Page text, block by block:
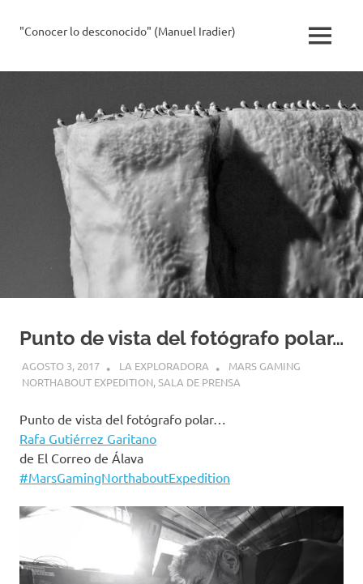
La
"Conocer lo desconocido" (Manuel Iradier)
MENÚ
Punto de vista del fotógrafo polar…
AGOSTO 3, 2017 LA EXPLORADORA
MARS GAMING
NORTHABOUT EXPEDITION,SALA DE PRENSA
Punto de vista del fotógrafo polar…
Rafa Gutiérrez Garitano
de El Correo de Álava
#MarsGamingNorthaboutExpedition